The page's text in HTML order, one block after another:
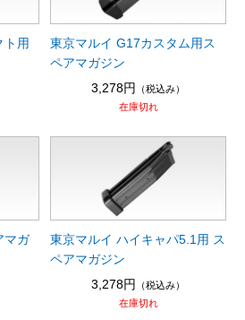
ト用
東京マルイ G17カスタム用ス
ペアマガジン
3,278円
（税込み）
在庫切れ
マガ
東京マルイ ハイキャパ5.1用 ス
ペアマガジン
3,278円
（税込み）
在庫切れ